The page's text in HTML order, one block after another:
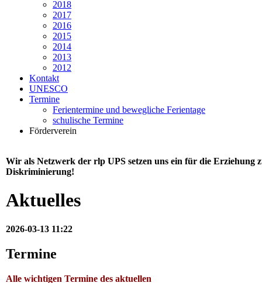
2018
2017
2016
2015
2014
2013
2012
Kontakt
UNESCO
Termine
Ferientermine und bewegliche Ferientage
schulische Termine
Förderverein
Wir als Netzwerk der rlp UPS setzen uns ein für die Erziehung
Diskriminierung!
Aktuelles
2026-03-13 11:22
Termine
Alle wichtigen Termine des aktuellen